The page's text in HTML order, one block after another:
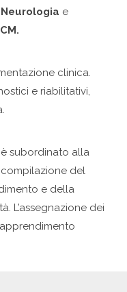
Neurologia e
clinica.
e riabilitativi,
subordinato alla
del
e della
L’assegnazione dei